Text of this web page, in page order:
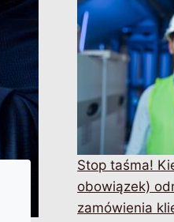
Stop taśma!
obowiązek)
zamówienia